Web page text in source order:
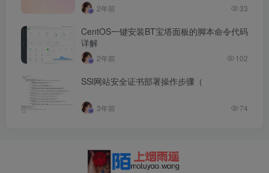
2年前 33
CentOS一键安装BT宝塔面板的脚本命令代码
详解
2年前 102
SSl网站安全证书部署操作步骤（
3年前 74